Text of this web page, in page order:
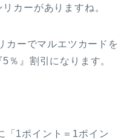
カーがありますね。
カーでマルエツカードを
％』割引になります。
「1ポイント＝1ポイン